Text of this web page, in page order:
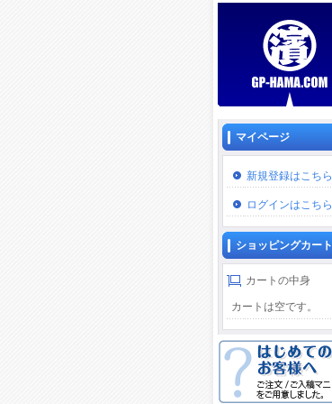
マイページ
新規登録はこちら
ログインはこちら
ショッピングカート
カートの中身
カートは空です。